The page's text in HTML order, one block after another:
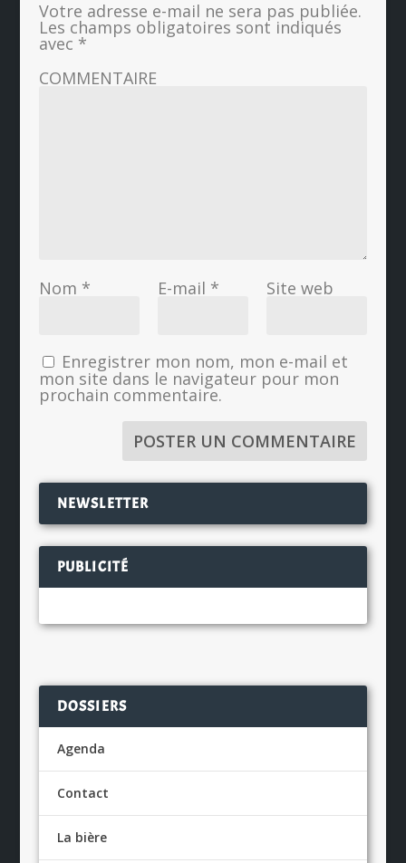
Votre adresse e-mail ne sera pas publiée.
Les champs obligatoires sont indiqués
avec *
COMMENTAIRE
Nom * E-mail * Site web
Enregistrer mon nom, mon e-mail et
mon site dans le navigateur pour mon
prochain commentaire.
NEWSLETTER
PUBLICITÉ
DOSSIERS
Agenda
Contact
La bière